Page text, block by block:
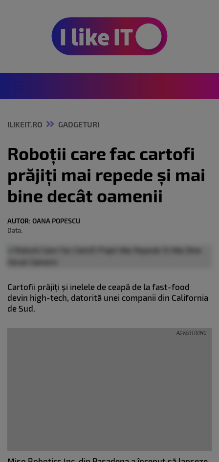
ILIKEIT.RO GADGETURI
Roboții care fac cartofi
prăjiți mai repede și mai
bine decât oamenii
AUTOR: OANA POPESCU
Data:
Cartofii prăjiți și inelele de ceapă de la fast-food
devin high-tech, datorită unei companii din California
de Sud.